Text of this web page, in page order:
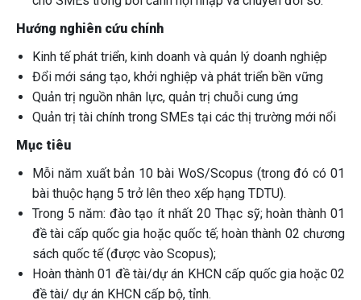
Hướng nghiên cứu chính
Kinh tế phát triển, kinh doanh và quản lý doanh nghiệp
Đổi mới sáng tạo, khởi nghiệp và phát triển bền vững
Quản trị nguồn nhân lực, quản trị chuỗi cung ứng
Quản trị tài chính trong SMEs tại các thị trường mới nổi
Mục tiêu
Mỗi năm xuất bản 10 bài WoS/Scopus (trong đó có 01
bài thuộc hạng 5 trở lên theo xếp hạng TDTU).
Trong 5 năm: đào tạo ít nhất 20 Thạc sỹ; hoàn thành 01
đề tài cấp quốc gia hoặc quốc tế; hoàn thành 02 chương
sách quốc tế (được vào Scopus);
Hoàn thành 01 đề tài/dự án KHCN cấp quốc gia hoặc 02
đề tài/ dự án KHCN cấp bộ, tỉnh.